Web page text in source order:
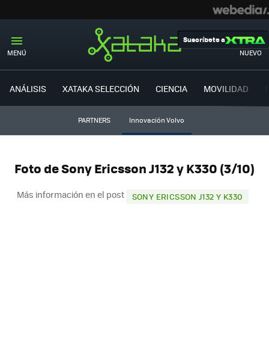
MENÚ NUEVO
Suscríbete a
ANÁLISIS XATAKA SELECCIÓN CIENCIA MOVILIDAD
PARTNERS Innovación Volvo
Foto de Sony Ericsson J132 y K330 (3/10)
Más información en el post SONY ERICSSON J132 Y K330